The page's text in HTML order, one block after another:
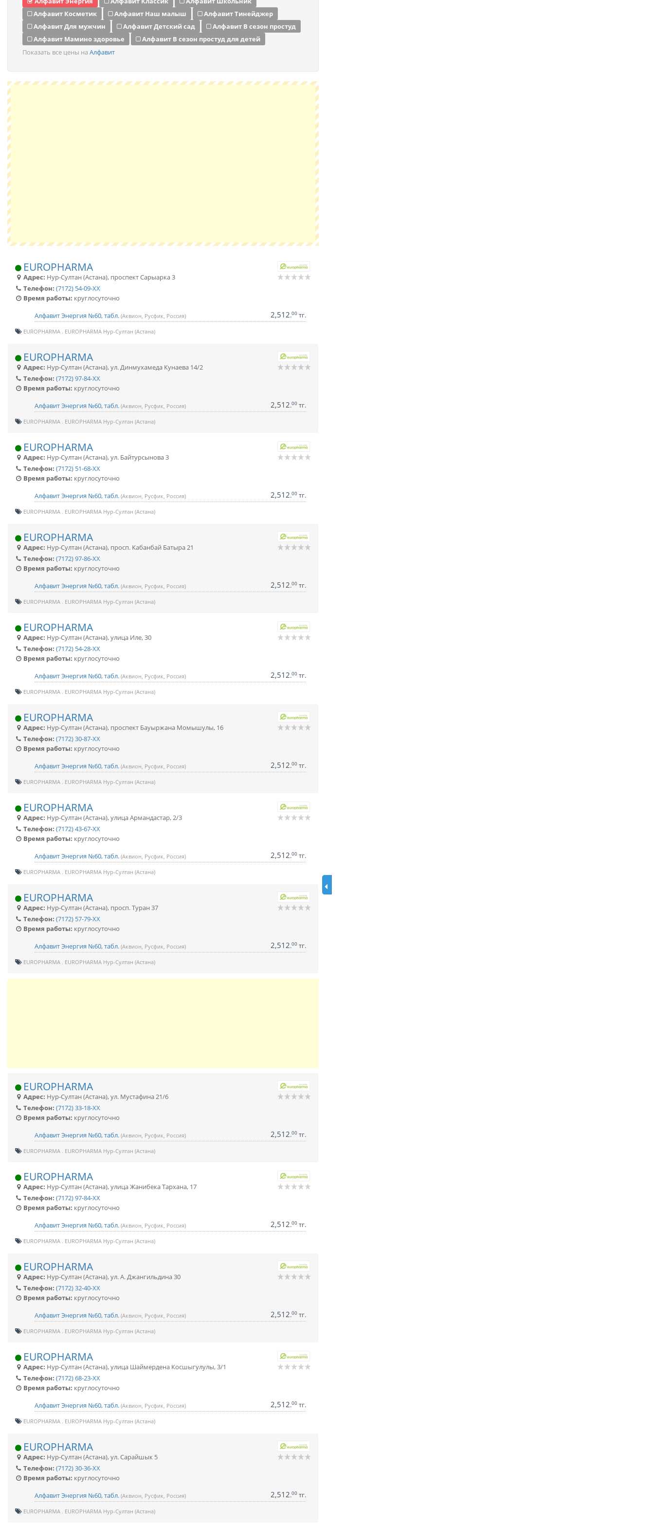
Алфавит Косметик
Алфавит Наш малыш
Алфавит Тинейджер
Алфавит Для мужчин
Алфавит Детский сад
Алфавит В сезон простуд
Алфавит Мамино здоровье
Алфавит В сезон простуд для детей
Показать все цены на Алфавит
EUROPHARMA
Адрес: Нур-Султан (Астана), проспект Сарыарка 3
Телефон: (7172) 54-09-XX
Время работы: круглосуточно
Алфавит Энергия №60, табл. (Аквион, Русфик, Россия) 2,512.00тг.
EUROPHARMA EUROPHARMA Нур-Султан (Астана)
EUROPHARMA
Адрес: Нур-Султан (Астана),ул. Динмухамеда Кунаева 14/2
Телефон: (7172) 97-84-XX
Время работы: круглосуточно
Алфавит Энергия №60, табл. (Аквион, Русфик, Россия) 2,512.00тг.
EUROPHARMA EUROPHARMA Нур-Султан (Астана)
EUROPHARMA
Адрес: Нур-Султан (Астана),ул. Байтурсынова 3
Телефон: (7172) 51-68-XX
Время работы: круглосуточно
Алфавит Энергия №60, табл. (Аквион, Русфик, Россия) 2,512.00тг.
EUROPHARMA EUROPHARMA Нур-Султан (Астана)
EUROPHARMA
Адрес: Нур-Султан (Астана), просп. Кабанбай Батыра 21
Телефон: (7172) 97-86-XX
Время работы: круглосуточно
Алфавит Энергия №60, табл. (Аквион, Русфик, Россия) 2,512.00тг.
EUROPHARMA EUROPHARMA Нур-Султан (Астана)
EUROPHARMA
Адрес: Нур-Султан (Астана),улица Иле, 30
Телефон: (7172) 54-28-XX
Время работы: круглосуточно
Алфавит Энергия №60, табл. (Аквион, Русфик, Россия) 2,512.00тг.
EUROPHARMA EUROPHARMA Нур-Султан (Астана)
EUROPHARMA
Адрес: Нур-Султан (Астана), проспект Бауыржана Момышулы, 16
Телефон: (7172) 30-87-XX
Время работы: круглосуточно
Алфавит Энергия №60, табл. (Аквион, Русфик, Россия) 2,512.00тг.
EUROPHARMA EUROPHARMA Нур-Султан (Астана)
EUROPHARMA
Адрес: Нур-Султан (Астана),улица Армандастар, 2/3
Телефон: (7172) 43-67-XX
Время работы: круглосуточно
Алфавит Энергия №60, табл. (Аквион, Русфик, Россия) 2,512.00тг.
EUROPHARMA EUROPHARMA Нур-Султан (Астана)
EUROPHARMA
Адрес: Нур-Султан (Астана), просп. Туран 37
Телефон: (7172) 57-79-XX
Время работы: круглосуточно
Алфавит Энергия №60, табл. (Аквион, Русфик, Россия) 2,512.00тг.
EUROPHARMA EUROPHARMA Нур-Султан (Астана)
EUROPHARMA
Адрес: Нур-Султан (Астана),ул. Мустафина 21/6
Телефон: (7172) 33-18-XX
Время работы: круглосуточно
Алфавит Энергия №60, табл. (Аквион, Русфик, Россия) 2,512.00тг.
EUROPHARMA EUROPHARMA Нур-Султан (Астана)
EUROPHARMA
Адрес: Нур-Султан (Астана),улица Жанибека Тархана, 17
Телефон: (7172) 97-84-XX
Время работы: круглосуточно
Алфавит Энергия №60, табл. (Аквион, Русфик, Россия) 2,512.00тг.
EUROPHARMA EUROPHARMA Нур-Султан (Астана)
EUROPHARMA
Адрес: Нур-Султан (Астана),ул. А. Джангильдина 30
Телефон: (7172) 32-40-XX
Время работы: круглосуточно
Алфавит Энергия №60, табл. (Аквион, Русфик, Россия) 2,512.00тг.
EUROPHARMA EUROPHARMA Нур-Султан (Астана)
EUROPHARMA
Адрес: Нур-Султан (Астана),улица Шаймердена Косшыгулулы, 3/1
Телефон: (7172) 68-23-XX
Время работы: круглосуточно
Алфавит Энергия №60, табл. (Аквион, Русфик, Россия) 2,512.00тг.
EUROPHARMA EUROPHARMA Нур-Султан (Астана)
EUROPHARMA
Адрес: Нур-Султан (Астана),ул. Сарайшык 5
Телефон: (7172) 30-36-XX
Время работы: круглосуточно
Алфавит Энергия №60, табл. (Аквион, Русфик, Россия) 2,512.00тг.
EUROPHARMA EUROPHARMA Нур-Султан (Астана)